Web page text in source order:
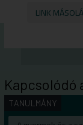
LINK
Kapcsolódó
TANULMÁNY